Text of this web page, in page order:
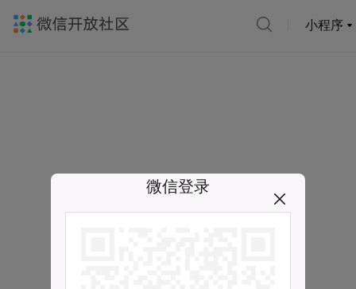
小程序
微信登录